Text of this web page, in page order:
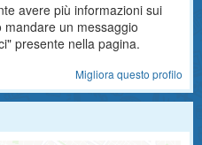
avere più informazioni sui
un messaggio
presente nella pagina.
Migliora questo profilo